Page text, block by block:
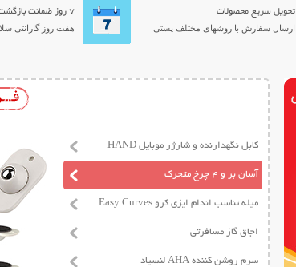
تحویل سریع محصولات
ارسال سفارش با روشهای مختلف پستی
7 روز ضمانت بازگشت
هفت روز گارانتی
کابل نگهدارنده و شارژر موبایل HAND
آسان بر و 4 چرخ متحرک
میله تناسب اندام ایزی کرو Easy Curves
اجاق گاز مسافرتی
سرم روشن کننده AHA لنسیاد